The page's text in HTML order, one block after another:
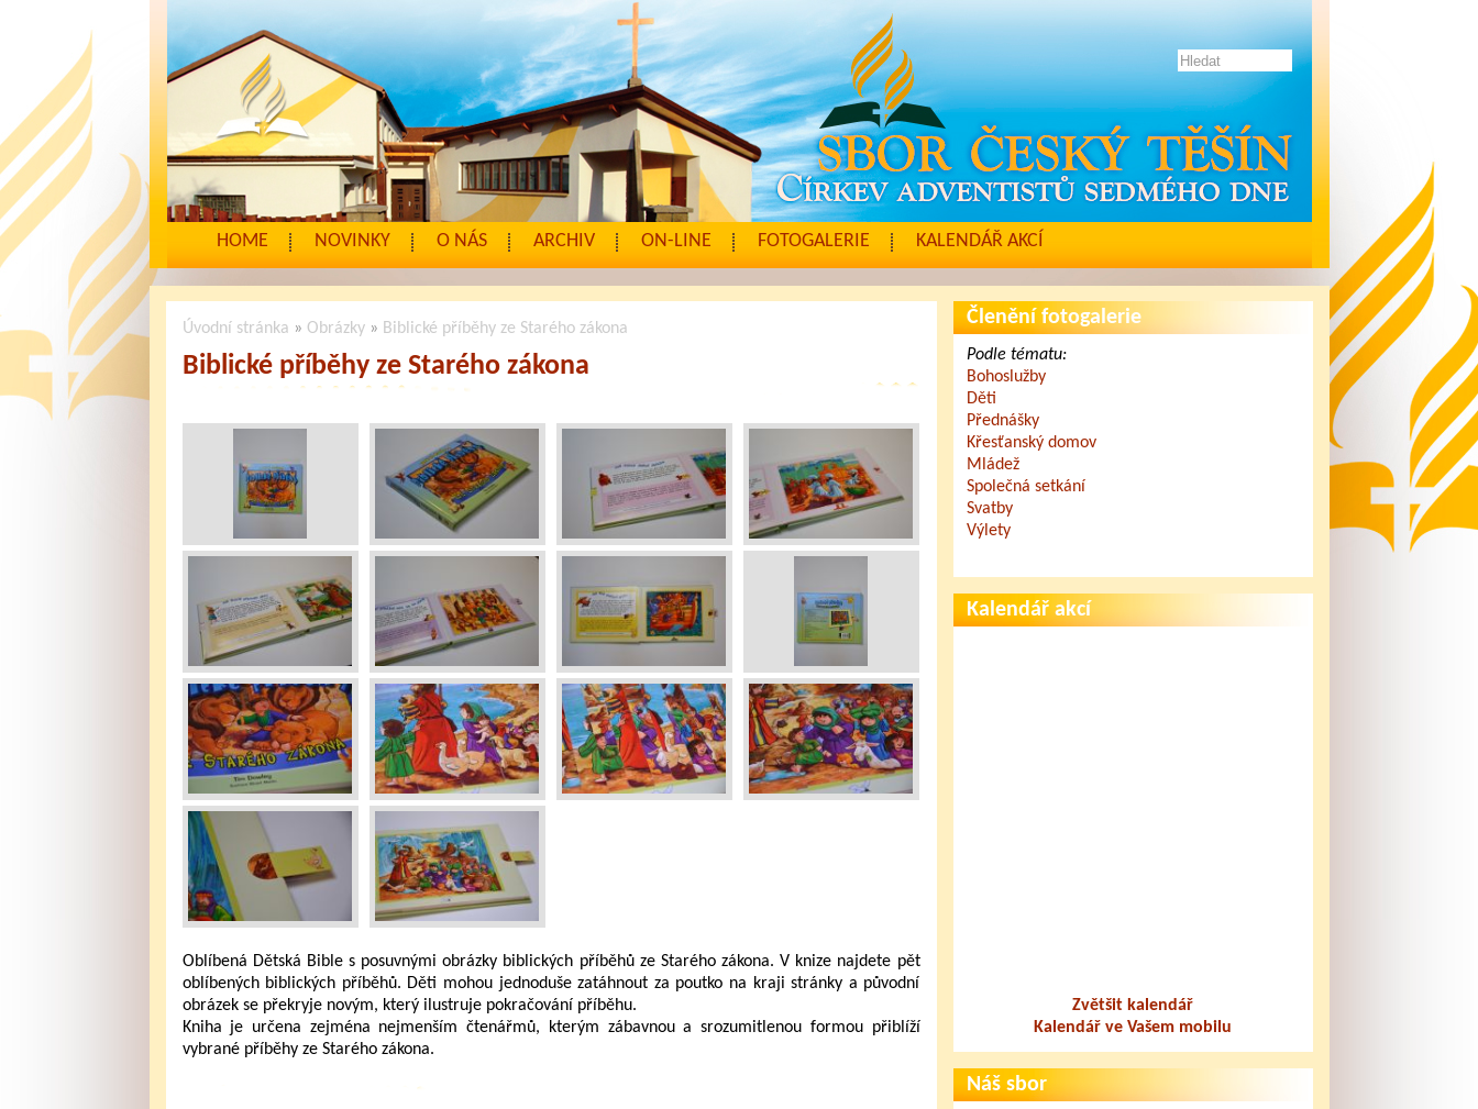
HOME NOVINKY O NÁS ARCHIV ON-LINE FOTOGALERIE KALENDÁŘ AKCÍ
Úvodní stránka » Obrázky» Biblické příběhy ze Starého zákona
Biblické příběhy ze Starého zákona
Oblíbená Dětská Bible s posuvnými obrázky biblických příběhů ze Starého zákona. V knize najdete pět
oblíbených biblických příběhů. Děti mohou jednoduše zatáhnout za poutko na kraji stránky a původní
obrázek se překryje novým, který ilustruje pokračování příběhu.
Kniha je určena zejména nejmenším čtenářmů, kterým zábavnou a srozumitlenou formou přiblíží
vybrané příběhy ze Starého zákona.
Členění fotogalerie
Podle tématu:
Bohoslužby
Děti
Přednášky
Křesťanský domov
Mládež
Společná setkání
Svatby
Výlety
Kalendář akcí
Zvětšit kalendář
Kalendář ve Vašem mobilu
Náš sbor